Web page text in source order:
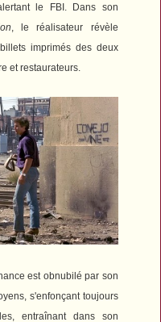
le FBI. Dans son
, le réalisateur révèle
imprimés des deux
et restaurateurs.
est obnubilé par son
s'enfonçant toujours
entraînant dans son